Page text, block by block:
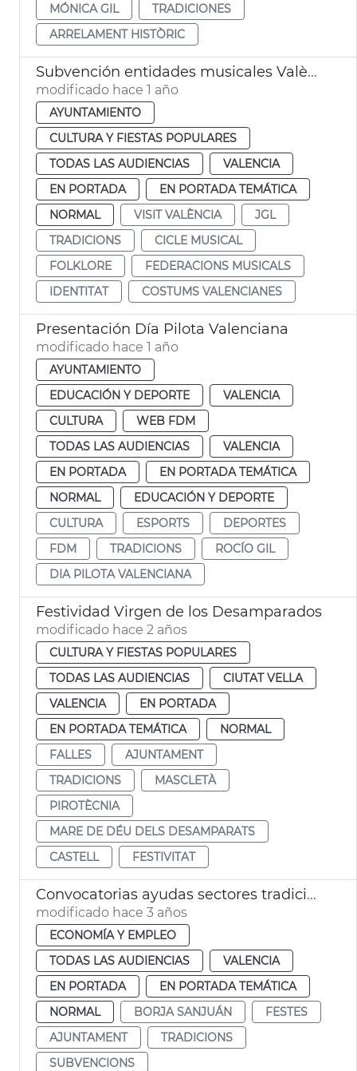
MÓNICA GIL
TRADICIONES
ARRELAMENT HISTÒRIC
Subvención entidades musicales València Navidad
modificado hace 1 año
AYUNTAMIENTO
CULTURA Y FIESTAS POPULARES
TODAS LAS AUDIENCIAS
VALENCIA
EN PORTADA
EN PORTADA TEMÁTICA
NORMAL
VISIT VALÈNCIA
JGL
TRADICIONS
CICLE MUSICAL
FOLKLORE
FEDERACIONS MUSICALS
IDENTITAT
COSTUMS VALENCIANES
Presentación Día Pilota Valenciana
modificado hace 1 año
AYUNTAMIENTO
EDUCACIÓN Y DEPORTE
VALENCIA
CULTURA
WEB FDM
TODAS LAS AUDIENCIAS
VALENCIA
EN PORTADA
EN PORTADA TEMÁTICA
NORMAL
EDUCACIÓN Y DEPORTE
CULTURA
ESPORTS
DEPORTES
FDM
TRADICIONS
ROCÍO GIL
DIA PILOTA VALENCIANA
Festividad Virgen de los Desamparados
modificado hace 2 años
CULTURA Y FIESTAS POPULARES
TODAS LAS AUDIENCIAS
CIUTAT VELLA
VALENCIA
EN PORTADA
EN PORTADA TEMÁTICA
NORMAL
FALLES
AJUNTAMENT
TRADICIONS
MASCLETÀ
PIROTÈCNIA
MARE DE DÉU DELS DESAMPARATS
CASTELL
FESTIVITAT
Convocatorias ayudas sectores tradicionales
modificado hace 3 años
ECONOMÍA Y EMPLEO
TODAS LAS AUDIENCIAS
VALENCIA
EN PORTADA
EN PORTADA TEMÁTICA
NORMAL
BORJA SANJUÁN
FESTES
AJUNTAMENT
TRADICIONS
SUBVENCIONS